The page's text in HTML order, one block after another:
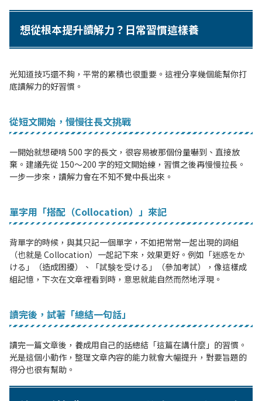
想從根本提升讀解力？日常習慣這樣養
光知道技巧還不夠，平常的累積也很重要。這裡分享幾個能幫你打
底讀解力的好習慣。
從短文開始，慢慢往長文挑戰
一開始就想硬啃 500 字的長文，很容易被那個份量嚇到、直接放
棄。建議先從 150〜200 字的短文開始練，習慣之後再慢慢拉長。
一步一步來，讀解力會在不知不覺中長出來。
單字用「搭配（Collocation）」來記
背單字的時候，與其只記一個單字，不如把常常一起出現的詞組
（也就是 Collocation）一起記下來，效果更好。例如「迷惑をか
ける」（造成困擾）、「試験を受ける」（參加考試），像這樣成
組記憶，下次在文章裡看到時，意思就能自然而然地浮現。
讀完後，試著「總結一句話」
讀完一篇文章後，養成用自己的話總結「這篇在講什麼」的習慣。
光是這個小動作，整理文章內容的能力就會大幅提升，對要旨題的
得分也很有幫助。